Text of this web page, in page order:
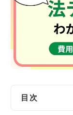
交通事故
遺産相続
労働問題
債権回収
IT・ネット
目次